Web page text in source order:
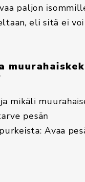
paljon
eli sitä ei voi
mikäli
pesän
Avaa